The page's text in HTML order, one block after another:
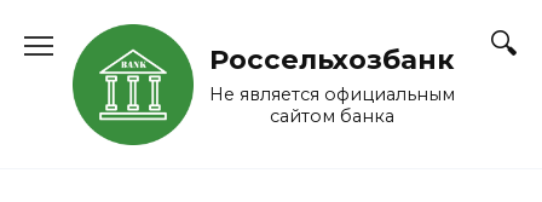
содержанию
Россельхозбанк
Не является официальным
сайтом банка